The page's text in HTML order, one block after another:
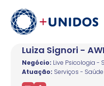
Luiza Signori -
Negócio: Live Psicologia -
Atuação: Serviços - Saúde